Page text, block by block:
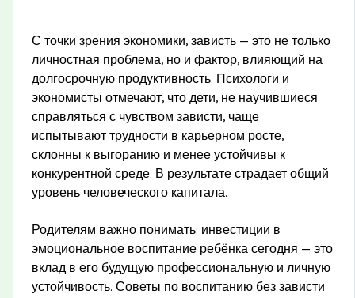
С точки зрения экономики, зависть — это не только
личностная проблема, но и фактор, влияющий на
долгосрочную продуктивность. Психологи и
экономисты отмечают, что дети, не научившиеся
справляться с чувством зависти, чаще
испытывают трудности в карьерном росте,
склонны к выгоранию и менее устойчивы к
конкурентной среде. В результате страдает общий
уровень человеческого капитала.
Родителям важно понимать: инвестиции в
эмоциональное воспитание ребёнка сегодня — это
вклад в его будущую профессиональную и личную
устойчивость. Советы по воспитанию без зависти